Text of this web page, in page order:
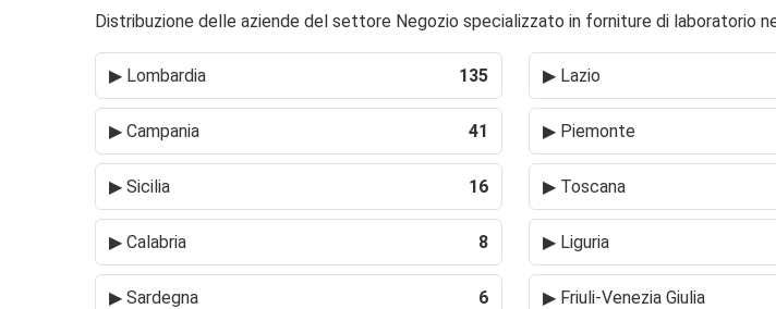
Distribuzione delle aziende del settore Negozio specializzato in forniture di laboratorio
▶ Lombardia 135 ▶ Lazio
▶ Campania 41 ▶ Piemonte
▶ Sicilia 16 ▶ Toscana
▶ Calabria 8 ▶ Liguria
▶ Sardegna 6 ▶ Friuli-Venezia Giulia